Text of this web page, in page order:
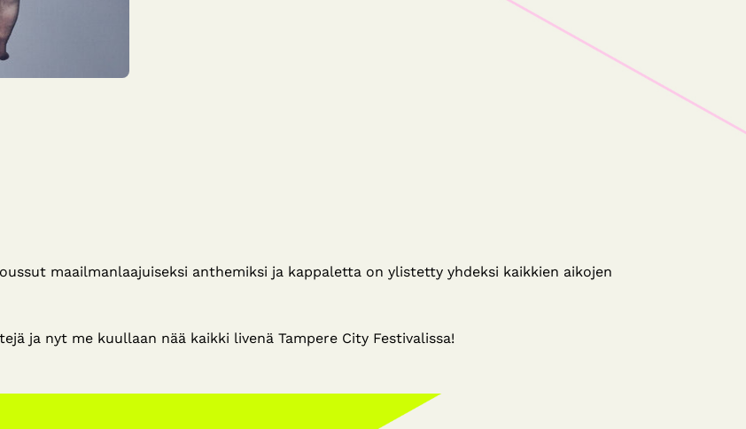
maailmanlaajuiseksi anthemiksi ja kappaletta on ylistetty yhdeksi kaikkien aikojen
ja nyt me kuullaan nää kaikki livenä Tampere City Festivalissa!